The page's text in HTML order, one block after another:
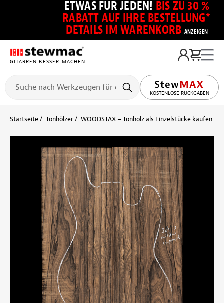
ETWAS FÜR JEDEN! BIS ZU 30 %
RABATT AUF IHRE BESTELLUNG*
DETAILS IM WARENKORB ANZEIGEN
GITARREN BESSER MACHEN
KOSTENLOSE RÜCKGABEN
Startseite Tonhölzer WOODSTAX – Tonholz als Einzelstücke kaufen